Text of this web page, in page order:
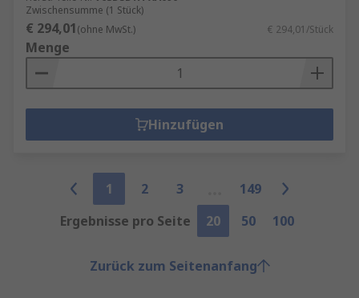
Zwischensumme (1 Stück)
€ 294,01(ohne MwSt.) € 294,01/Stück
Menge
Hinzufügen
1 2 3
149
Ergebnisse pro Seite
20 50 100
Zurück zum Seitenanfang